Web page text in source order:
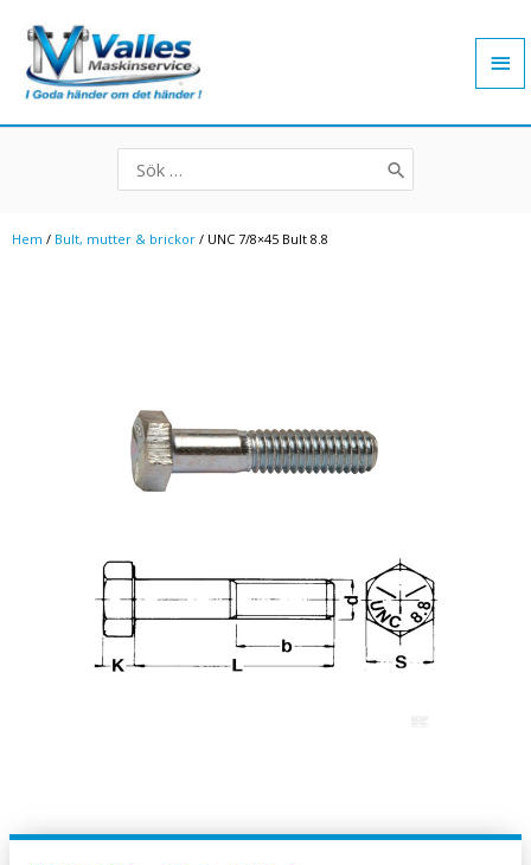
innehåll
Search
for:
Hem / Bult, mutter & brickor / UNC 7/8×45 Bult 8.8